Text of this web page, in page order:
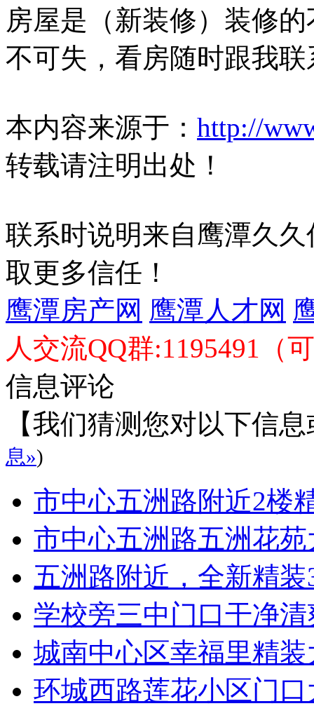
房屋是（新装修）装修
不可失，看房随时跟我联
本内容来源于： http://
转载请注明出处！
联系时说明来自鹰潭久久
取更多信任！
鹰潭房产网 鹰潭人才网
人交流QQ群:1195491（
信息评论
【我们猜测您对以下信
息»)
市中心五洲路附近2楼
市中心五洲路五洲花
五洲路附近，全新精
学校旁三中门口干净
城南中心区幸福里精
环城西路莲花小区门